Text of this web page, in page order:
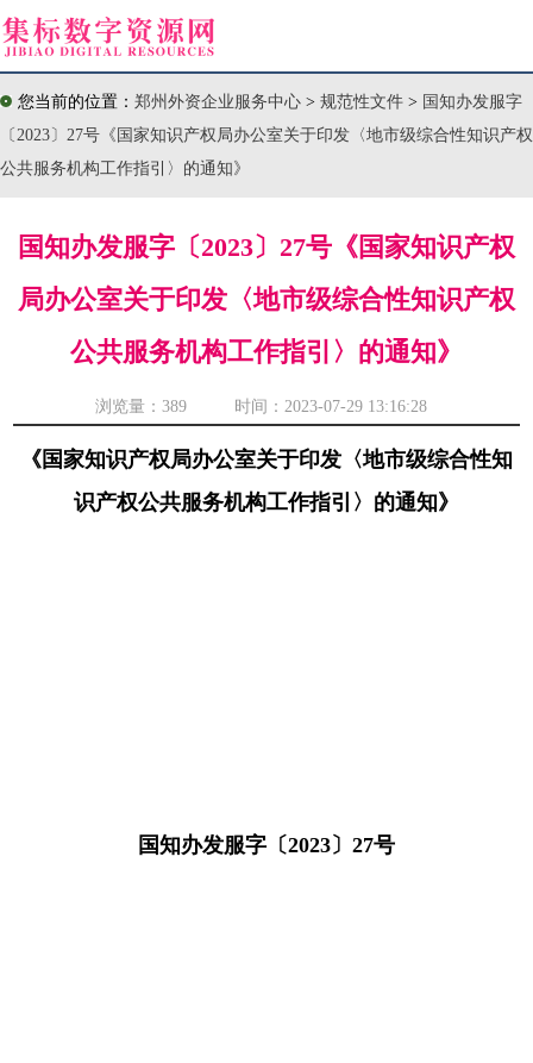
您当前的位置： 郑州外资企业服务中心 > 规范性文件 > 国知办发服字
〔2023〕27号《国家知识产权局办公室关于印发〈地市级综合性知识产权
公共服务机构工作指引〉的通知》
国知办发服字〔2023〕27号《国家知识产权
局办公室关于印发〈地市级综合性知识产权
公共服务机构工作指引〉的通知》
浏览量： 389 时间：2023-07-29 13:16:28
《国家知识产权局办公室关于印发〈地市级综合性知
识产权公共服务机构工作指引〉的通知》
国知办发服字〔2023〕27号